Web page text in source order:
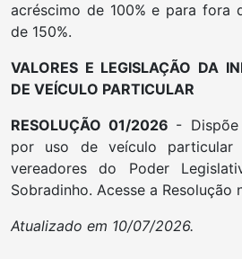
acréscimo de 100% e para fora
de 150%.
VALORES E LEGISLAÇÃO DA
DE VEÍCULO PARTICULAR
RESOLUÇÃO 01/2026 -
por uso de veículo particular
vereadores do Poder
Sobradinho. Acesse a Resolução
Atualizado em 10/07/2026.